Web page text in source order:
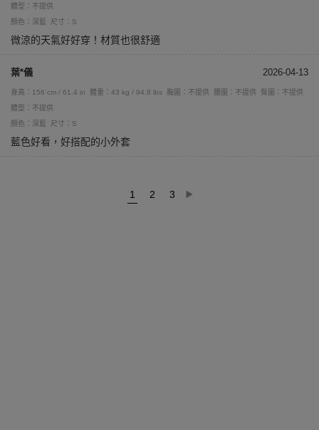
體型：不提供
顏色：深藍
尺寸：S
微涼的天氣好好穿！材質也很舒適
葉*儀 2026-04-13
身高：156 cm / 61.4 in 體重：43 kg / 94.8 lbs 胸圍：不提供 腰圍：不提供
臀圍：不提供
體型：不提供
顏色：深藍
尺寸：S
藍色好看，好搭配的小外套
1 2 3